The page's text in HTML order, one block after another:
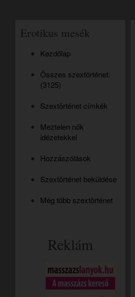
Erotikus mesék
Kezdőlap
Összes szextörténet:
(3125)
Szextörténet címkék
Meztelen nők
idézetekkel
Hozzászólások
Szextörténet beküldése
Még több szextörténet
Reklám